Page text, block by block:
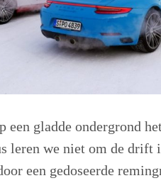
een gladde ondergrond
leren we niet om de drift
een gedoseerde